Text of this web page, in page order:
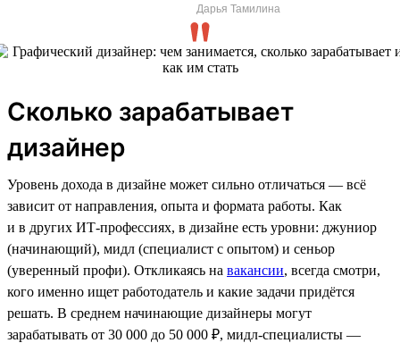
Дарья Тамилина
Сколько зарабатывает
дизайнер
Уровень дохода в дизайне может сильно отличаться — всё
зависит от направления, опыта и формата работы. Как
и в других ИТ-профессиях, в дизайне есть уровни: джуниор
(начинающий), мидл (специалист с опытом) и сеньор
(уверенный профи). Откликаясь на вакансии, всегда смотри,
кого именно ищет работодатель и какие задачи придётся
решать. В среднем начинающие дизайнеры могут
зарабатывать от 30 000 до 50 000 ₽, мидл-специалисты —